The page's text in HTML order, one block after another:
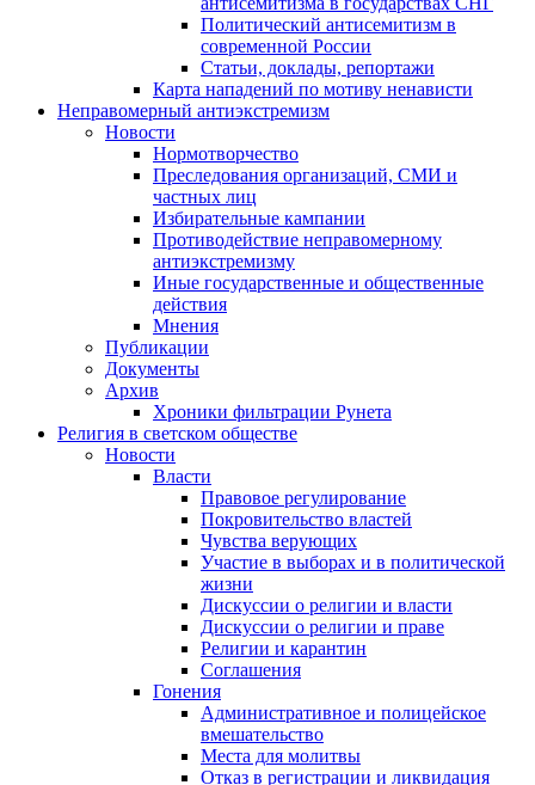
Политический антисемитизм в
современной России
Статьи, доклады, репортажи
Карта нападений по мотиву ненависти
Неправомерный антиэкстремизм
Новости
Нормотворчество
Преследования организаций, СМИ и
частных лиц
Избирательные кампании
Противодействие неправомерному
антиэкстремизму
Иные государственные и общественные
действия
Мнения
Публикации
Документы
Архив
Хроники фильтрации Рунета
Религия в светском обществе
Новости
Власти
Правовое регулирование
Покровительство властей
Чувства верующих
Участие в выборах и в политической
жизни
Дискуссии о религии и власти
Дискуссии о религии и праве
Религии и карантин
Соглашения
Гонения
Административное и полицейское
вмешательство
Места для молитвы
Отказ в регистрации и ликвидация